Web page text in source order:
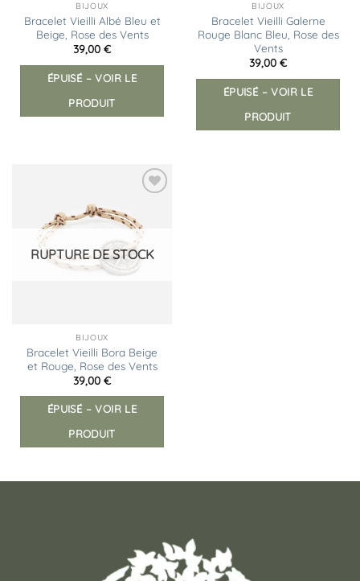
BIJOUX
Bracelet Vieilli Albé Bleu et
Beige, Rose des Vents
39,00 €
ÉPUISÉ – VOIR LE
PRODUIT
BIJOUX
Bracelet Vieilli Galerne
Rouge Blanc Bleu, Rose des
Vents
39,00 €
ÉPUISÉ – VOIR LE
PRODUIT
liste
d’envies
RUPTURE DE STOCK
BIJOUX
Bracelet Vieilli Bora Beige
et Rouge, Rose des Vents
39,00 €
ÉPUISÉ – VOIR LE
PRODUIT